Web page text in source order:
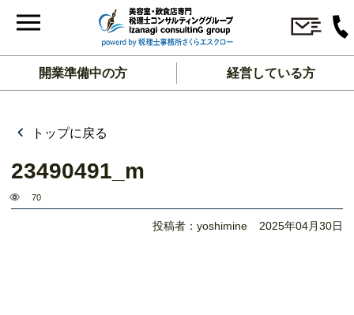
開業準備中の方 経営している方
トップに戻る
23490491_m
70
投稿者：yoshimine 2025年04月30日